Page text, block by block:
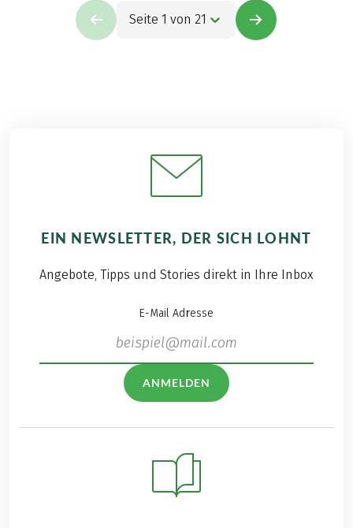
Seite 1 von 21
EIN NEWSLETTER, DER SICH LOHNT
Angebote, Tipps und Stories direkt in Ihre Inbox
E-Mail Adresse
ANMELDEN